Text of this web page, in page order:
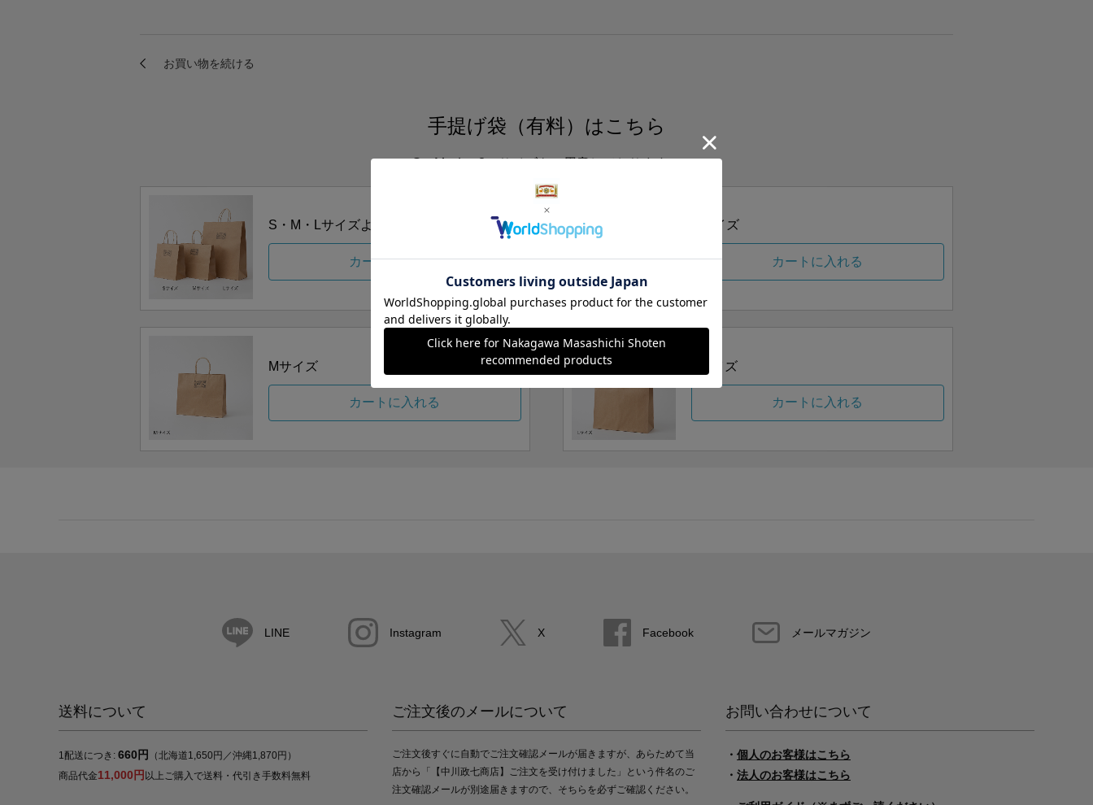
手提げ袋（有料）はこちら
S・M・Lの3つサイズをご用意しております。
S・M・Lサイズより当店にお任せ
カートに入れる
Sサイズ
カートに入れる
Mサイズ
カートに入れる
Lサイズ
カートに入れる
LINE Instagram X Facebook メールマガジン
送料について
1配送につき: 660円
（北海道1,650円／沖縄1,870円）
商品代金11,000円 以上ご購入で送料・代引き手数料無料
ご注文後のメールについて
ご注文後すぐに自動でご注文確認メールが届きますが、あらためて当
店から「【中川政七商店】ご注文を受け付けました」という件名のご
注文確認メールが別途届きますので、そちらを必ずご確認ください。
お問い合わせについて
・ 個人のお客様はこちら
・ 法人のお客様はこちら